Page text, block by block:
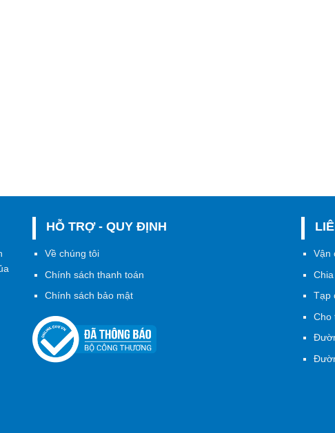
HỖ TRỢ - QUY ĐỊNH
Về chúng tôi
Chính sách thanh toán
Chính sách bảo mật
Vận
Tạp
Cho